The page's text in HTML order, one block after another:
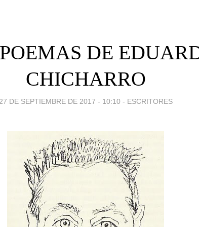
DE
CHICHARRO
27 DE SEPTIEMBRE DE 2017 - 10:10 - ESCRITORES